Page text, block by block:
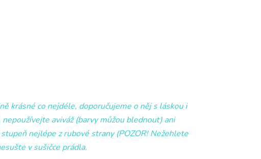
krásné co nejdéle, doporučujeme o něj s láskou i
aviváž (barvy můžou blednout) ani
nejlépe z rubové strany (POZOR! Nežehlete
v sušičce prádla.